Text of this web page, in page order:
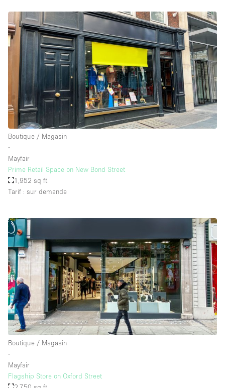
Boutique / Magasin
∙
Mayfair
Prime Retail Space on New Bond Street
1,952 sq ft
Tarif : sur demande
Boutique / Magasin
∙
Mayfair
Flagship Store on Oxford Street